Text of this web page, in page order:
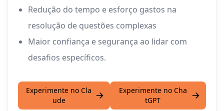
Redução do tempo e esforço gastos na
resolução de questões complexas
Maior confiança e segurança ao lidar com
desafios específicos.
Experimente no Cla
ude
Experimente no Cha
tGPT